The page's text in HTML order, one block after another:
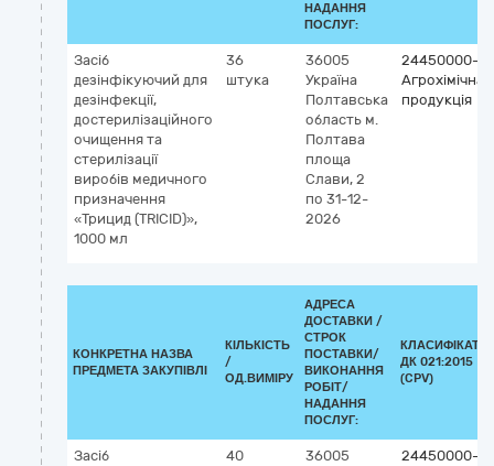
НАДАННЯ
ПОСЛУГ:
Засіб
дезінфікуючий для
дезінфекції,
достерилізаційного
очищення та
стерилізації
виробів медичного
призначення
«Трицид (TRICID)»,
1000 мл
36
штука
36005
Україна
Полтавська
область м.
Полтава
площа
Слави, 2
по 31-12-
2026
24450000-3
Агрохімічна
продукція
КОНКРЕТНА НАЗВА
ПРЕДМЕТА ЗАКУПІВЛІ
КІЛЬКІСТЬ
/
ОД.ВИМІРУ
АДРЕСА
ДОСТАВКИ /
СТРОК
ПОСТАВКИ/
ВИКОНАННЯ
РОБІТ/
НАДАННЯ
ПОСЛУГ:
ДК 021:2015
(CPV)
Засіб
40
36005
24450000-3